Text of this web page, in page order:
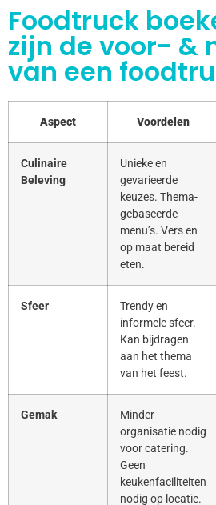
Foodtruck
zijn de voor- &
van een
Aspect Voordelen
Culinaire
Beleving
Unieke en
gevarieerde
keuzes. Thema-
gebaseerde
menu’s. Vers en
op maat bereid
eten.
Sfeer
Trendy en
informele sfeer.
Kan bijdragen
aan het thema
van het feest.
Gemak
Minder
organisatie nodig
voor catering.
Geen
keukenfaciliteiten
nodig op locatie.